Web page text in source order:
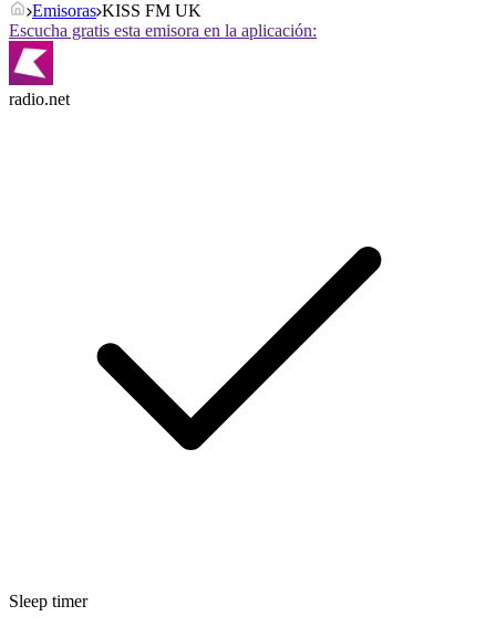
Emisoras KISS FM UK
Escucha gratis esta emisora en la aplicación:
radio.net
Sleep timer